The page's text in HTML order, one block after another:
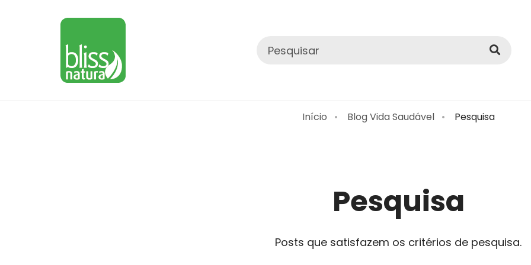
Início Blog Vida Saudável Pesquisa
Pesquisa
Posts que satisfazem os critérios de pesquisa.